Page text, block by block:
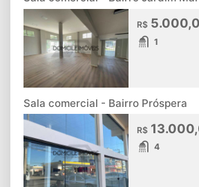
R$
1
Sala comercial - Bairro Próspera
R$
4